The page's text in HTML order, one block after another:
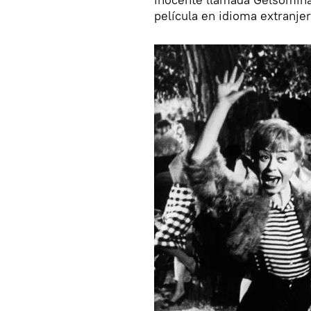
película en idioma